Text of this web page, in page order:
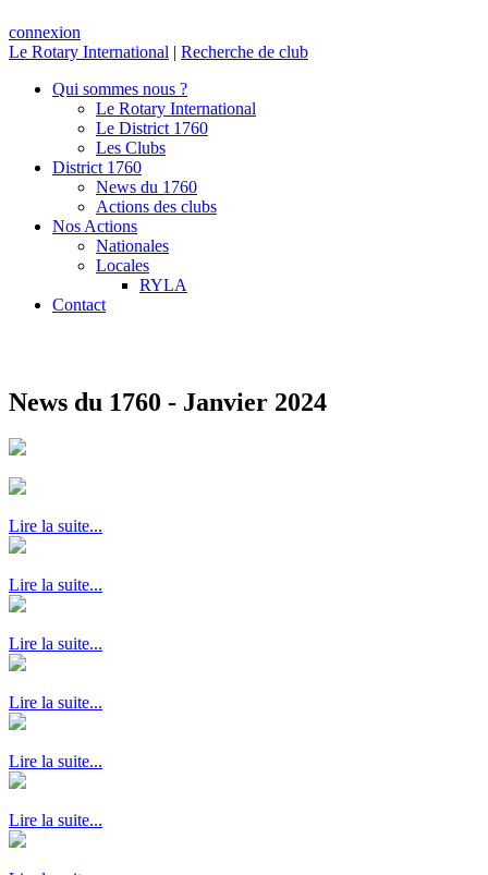
connexion
Le Rotary International | Recherche de club
Qui sommes nous ?
Le Rotary International
Le District 1760
Les Clubs
District 1760
News du 1760
Actions des clubs
Nos Actions
Nationales
Locales
RYLA
Contact
News du 1760 - Janvier 2024
Lire la suite...
Lire la suite...
Lire la suite...
Lire la suite...
Lire la suite...
Lire la suite...